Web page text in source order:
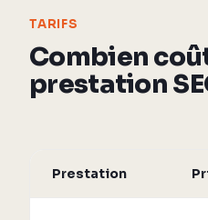
TARIFS
Combien
prestation
Prestation